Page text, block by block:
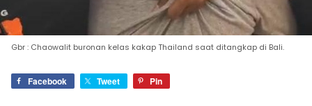
Gbr : Chaowalit buronan kelas kakap Thailand saat ditangkap di Bali.
Facebook Tweet Pin